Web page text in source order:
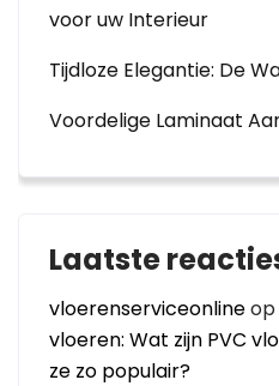
voor uw Interieur
Tijdloze Elegantie: De
Voordelige Laminaat
Laatste
vloerenserviceonlineop
vloeren: Wat zijn PVC
ze zo populair?